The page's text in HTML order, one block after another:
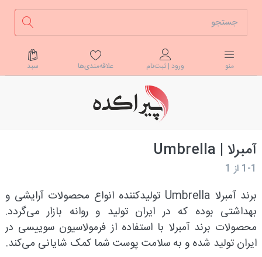
منو ورود | ثبت‌نام علاقه‌مندی‌ها سبد
آمبرلا | Umbrella
1-1 از 1
برند آمبرلا Umbrella تولیدکننده انواع محصولات آرایشی و
بهداشتی بوده که در ایران تولید و روانه بازار می‌گردد.
محصولات برند آمبرلا با استفاده از فرمولاسیون سوییسی در
ایران تولید شده و به سلامت پوست شما کمک شایانی می‌کند.